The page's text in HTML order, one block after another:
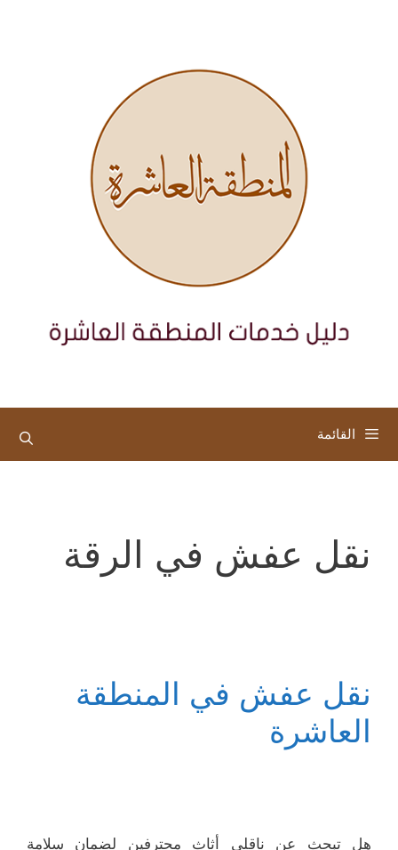
القائمة
نقل عفش في الرقة
نقل عفش في المنطقة
العاشرة
هل تبحث عن ناقلي أثاث محترفين لضمان سلامة